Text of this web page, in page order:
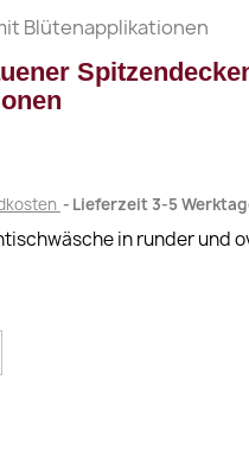
Blütenapplikationen
Lieferzeit 3-5
in runder und